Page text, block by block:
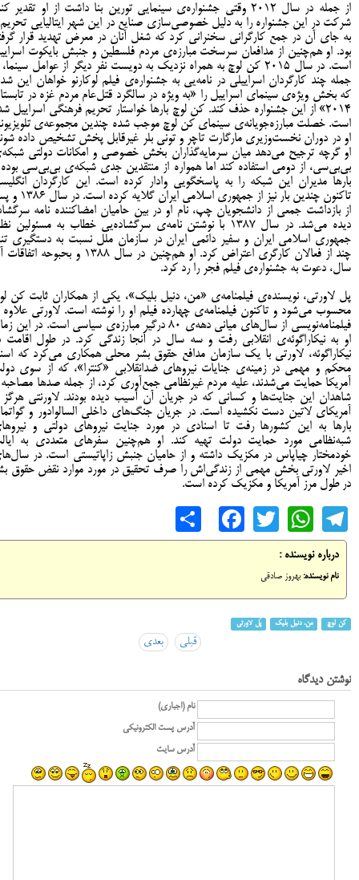
از جمله در سال ۲۰۱۲ وقتی جشنواره‌ی سینمایی تورین بنا داشت از او تقدیر
شرکت در این جشنواره را به دلیل خصوصی‌سازی صنایع در این شهر ایتالیایی
به جای آن در جمع کارگرانی سخنرانی کرد که شغل آنان در معرض تهدید قرار
بود. او هم‌چنین از مدافعان سرسخت مبارزه‌ی مردم فلسطین و جنبش بایکوت
است. در سال ۲۰۱۵ کن لوچ به همراه نزدیک به دویست نفر دیگر از عوامل
جمله چند کارگردان اسراییلی در نامه‌یی به جشنواره‌ی فیلم لوکارنو خواهان این
که بخش ویژه‌ی سینمای اسراییل را «به ویژه در سالگرد قتل‌عام مردم غزه در
۲۰۱۴» از این جشنواره حذف کند. کن لوچ بارها خواستار تحریم فرهنگی اسراییل
است. خصلت مبارزه‌جویانه‌ی سینمای کن لوچ موجب شده چندین مجموعه‌ی
او در دوران نخست‌وزیری مارگارت تاچر و تونی بلر غیرقابل پخش تشخیص داده
او گرچه ترجیح می‌دهد میان سرمایه‌گذاران بخش خصوصی و امکانات دولتی
بی‌بی‌سی، از دومی استفاده کند اما همواره از منتقدین جدی شبکه‌ی بی‌بی‌سی
بارها مدیران این شبکه را به پاسخگویی وادار کرده است. این کارگردان
تاکنون چندین بار نیز از جمهوری اسلامی ایران
از بازداشت جمعی از دانشجویان چپ، نام او در بین حامیان امضاکننده نامه
دیده می‌شد. در سال ۱۳۸۷ با نوشتن نامه‌ی سرگشاده‌یی خطاب به مسئولین
جمهوری اسلامی ایران و سفیر دائمی ایران در سازمان ملل نسبت به دستگیری
چند از فعالان کارگری اعتراض کرد. او هم‌چنین در سال 1388 و بحبوحه
سال، دعوت به جشنواره‌ی فیلم فجر را رد کرد.
پل لاورتی، نویسنده‌ی فیلمنامه‌ی «من، دنیل بلیک»، یکی از همکاران ثابت کن
محسوب می‌شود و تاکنون فیلمنامه‌ی چهارده فیلم او را نوشته است. لاورتی علاوه
فیلمنامه‌نویسی از سال‌های میانی دهه‌ی ۸۰ درگیر مبارزه‌ی سیاسی است. در این
او به نیکاراگوئه‌ی انقلابی رفت و سه سال در آنجا زندگی کرد. در طول اقامت
نیکاراگوئه، لاورتی با یک سازمان مدافع حقوق بشر محلی همکاری می‌کرد که
محکم و مهمی در زمینه‌ی جنایات نیروهای ضدانقلابی «کنترا»، که از سوی
آمریکا حمایت می‌شدند، علیه مردم غیرنظامی جمع‌آوری کرد، از جمله صدها مصاحبه
شاهدان این جنایت‌ها و کسانی که در جریان آن آسیب دیده بودند. لاورنتی هرگز
آمریکای لاتین دست نکشیده است. در جریان جنگ‌های داخلی السالوادور و
بارها به این کشورها رفت تا اسنادی در مورد جنایت نیروهای دولتی و
شبه‌نظامی مورد حمایت دولت تهیه کند. او هم‌چنین سفرهای متعددی به
خودمختار چیاپاس در مکزیک داشته و از حامیان جنبش زاپاتیستی است. در
اخیر لاورتی بخش مهمی از زندگی‌اش را صرف تحقیق در مورد موارد نقض حقوق
در طول مرز آمریکا و مکزیک کرده است.
Telegram
WhatsApp
Twitter
Facebook
درباره نویسنده :
نام نویسنده: بهروز صادقی
کن لوچ من، دنیل بلیک پُل لاورتی
قبلی بعدی
نوشتن دیدگاه
نام (اجباری)
آدرس پست الکترونیکی
آدرس سایت